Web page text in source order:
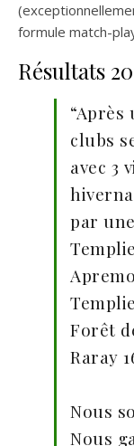
formule match-
Résultats
clubs
avec 3
par
Forêt
Raray
Nous
Nous